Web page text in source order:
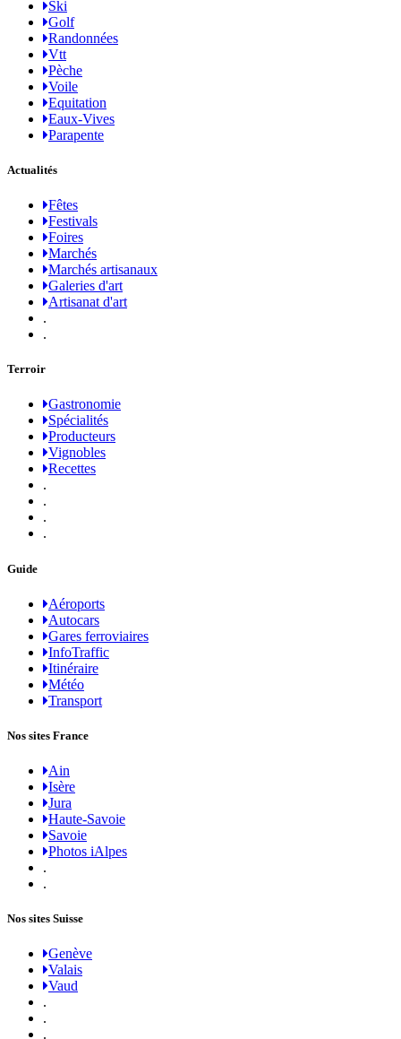
Ski
Golf
Randonnées
Vtt
Pèche
Voile
Equitation
Eaux-Vives
Parapente
Actualités
Fêtes
Festivals
Foires
Marchés
Marchés artisanaux
Galeries d'art
Artisanat d'art
.
.
Terroir
Gastronomie
Spécialités
Producteurs
Vignobles
Recettes
.
.
.
.
Guide
Aéroports
Autocars
Gares ferroviaires
InfoTraffic
Itinéraire
Météo
Transport
Nos sites France
Ain
Isère
Jura
Haute-Savoie
Savoie
Photos iAlpes
.
.
Nos sites Suisse
Genève
Valais
Vaud
.
.
.